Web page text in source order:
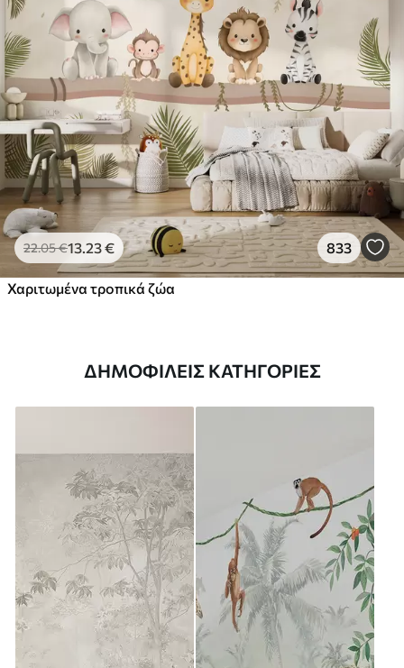
22.05€13 .23€ 833
Χαριτωμένα τροπικά ζώα
ΔΗΜΟΦΙΛΕΊΣ ΚΑΤΗΓΟΡΊΕΣ